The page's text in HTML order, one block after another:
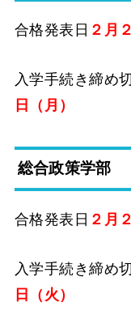
合格発表日 ２月
入学手続き締め
日（月）
総合政策学部
合格発表日 ２月
入学手続き締め
日（火）